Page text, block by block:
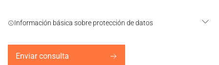
Información básica sobre protección de datos
Enviar consulta